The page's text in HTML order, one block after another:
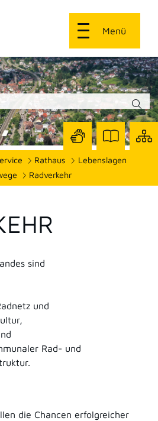
Menü
Rathaus
Lebenslagen
Radverkehr
Seite
Seite
mit
sind
und
Rad- und
die Chancen erfolgreicher